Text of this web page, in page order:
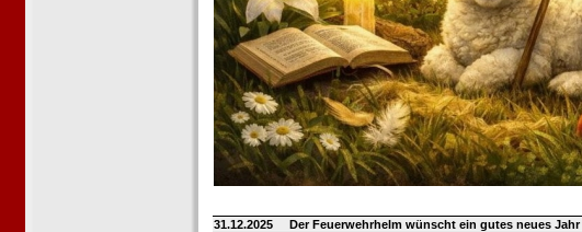
31.12.2025 Der Feuerwehrhelm wünscht ein gutes neues Jahr